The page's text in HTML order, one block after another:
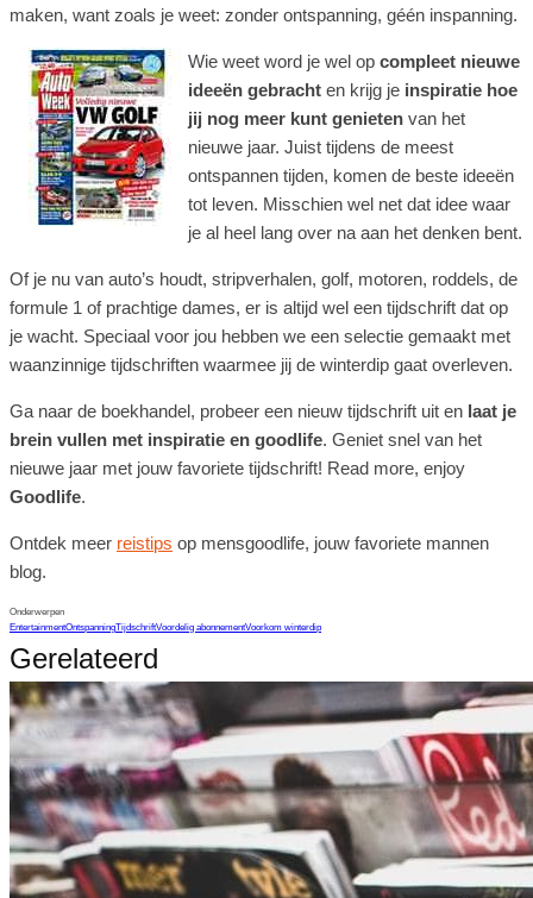
maken, want zoals je weet: zonder ontspanning, géén inspanning.
Wie weet word je wel op compleet nieuwe
ideeën gebracht en krijg je inspiratie hoe
jij nog meer kunt genieten van het
nieuwe jaar. Juist tijdens de meest
ontspannen tijden, komen de beste ideeën
tot leven. Misschien wel net dat idee waar
je al heel lang over na aan het denken bent.
Of je nu van auto’s houdt, stripverhalen, golf, motoren, roddels, de
formule 1 of prachtige dames, er is altijd wel een tijdschrift dat op
je wacht. Speciaal voor jou hebben we een selectie gemaakt met
waanzinnige tijdschriften waarmee jij de winterdip gaat overleven.
Ga naar de boekhandel, probeer een nieuw tijdschrift uit en laat je
brein vullen met inspiratie en goodlife. Geniet snel van het
nieuwe jaar met jouw favoriete tijdschrift! Read more, enjoy
Goodlife.
Ontdek meer reistips op mensgoodlife, jouw favoriete mannen
blog.
Onderwerpen
EntertainmentOntspanningTijdschriftVoordelig abonnementVoorkom winterdip
Gerelateerd